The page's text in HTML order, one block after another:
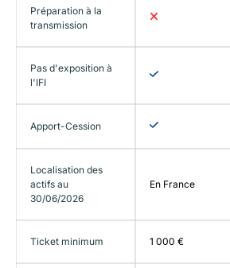
Préparation à la
transmission
Pas d'exposition à
l'IFI
Apport-Cession
Localisation des
actifs au
30/06/2026
En France
Ticket minimum 1 000 €